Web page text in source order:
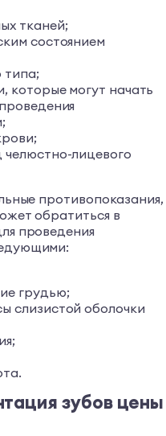
тканей;
состоянием
типа;
которые могут начать
лицевого
противопоказания,
обратиться в
проведения
грудью;
слизистой оболочки
зубов цены